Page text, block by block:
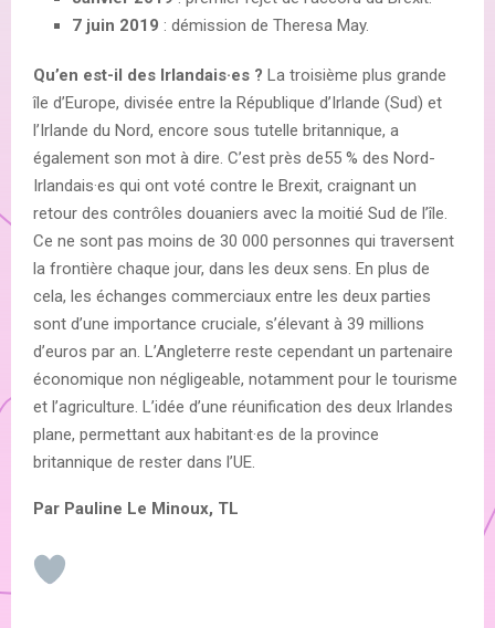
7 juin 2019 : démission de Theresa May.
Qu’en est-il des Irlandais·es ? La troisième plus grande
île d’Europe, divisée entre la République d’Irlande (Sud) et
l’Irlande du Nord, encore sous tutelle britannique, a
également son mot à dire. C’est près de55 % des Nord-
Irlandais·es qui ont voté contre le Brexit, craignant un
retour des contrôles douaniers avec la moitié Sud de l’île.
Ce ne sont pas moins de 30 000 personnes qui traversent
la frontière chaque jour, dans les deux sens. En plus de
cela, les échanges commerciaux entre les deux parties
sont d’une importance cruciale, s’élevant à 39 millions
d’euros par an. L’Angleterre reste cependant un partenaire
économique non négligeable, notamment pour le tourisme
et l’agriculture. L’idée d’une réunification des deux Irlandes
plane, permettant aux habitant·es de la province
britannique de rester dans l’UE.
Par Pauline Le Minoux, TL